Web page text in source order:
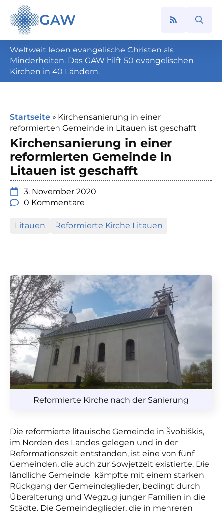
GAW
Search
Weltweit leben evangelische Christen als
Minderheiten. Das GAW hilft 50 evangelischen
Kirchen in 40 Ländern.
Startseite » Kirchensanierung in einer
reformierten Gemeinde in Litauen ist geschafft
Kirchensanierung in einer
reformierten Gemeinde in
Litauen ist geschafft
3. November 2020
0 Kommentare
Litauen Reformierte Kirche Litauen
Reformierte Kirche nach der Sanierung
Die reformierte litauische Gemeinde in Švobiškis,
im Norden des Landes gelegen und in der
Reformationszeit entstanden, ist eine von fünf
Gemeinden, die auch zur Sowjetzeit existierte. Die
ländliche Gemeinde kämpfte mit einem starken
Rückgang der Gemeindeglieder, bedingt durch
Überalterung und Wegzug junger Familien in die
Städte. Die Gemeindeglieder, die in mehreren